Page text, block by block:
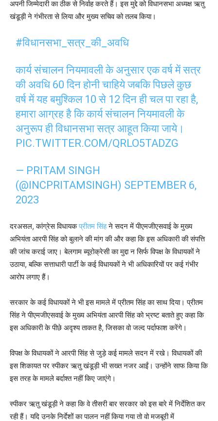
अपनी जिम्मेदारी का ठीक से निर्वाह करते हैं। इस मुद्दे को विधानसभा अध्यक्ष ऋतु
खंडूड़ी ने गंभीरता से लिया और मुख्य सचिव को तलब किया।
#विधानसभा_सत्र_की_अवधि
कार्य संचालन नियमावली के अनुसार एक वर्ष में सत्र
की अवधि 60 दिन होनी चाहिये जबकि पिछले कुछ
वर्ष में यह बमुश्किल 10 से 12 दिन ही चल पा रहा है,
हमारा आग्रह है कि कार्य संचालन नियमावली के
अनुरूप ही विधानसभा सत्र आहूत किया जाये।
PIC.TWITTER.COM/QRLO5TADZG
— PRITAM SINGH
(@INCPRITAMSINGH) SEPTEMBER 6,
2023
दरअसल, कांग्रेस विधायकप्रीतम सिंहने सदन में पीएमजीएसवाई के मुख्य
अभियंता आरपी सिंह को बुलाने की मांग की और कहा कि इस अधिकारी की संपत्ति
की जांच कराई जाए। बेलगाम ब्यूरोक्रेसी का मुद्दा न सिर्फ विपक्ष के विधायकों ने
उठाया, बल्कि सत्ताधारी पार्टी के कई विधायकों ने भी अधिकारियों पर कई गंभीर
आरोप लगाए हैं।
सरकार के कई विधायकों ने भी इस मामले में प्रीतम सिंह का साथ दिया। प्रीतम
सिंह ने पीएमजीएसवाई के मुख्य अभियंता आरपी सिंह को भ्रष्ट बताते हुए कहा कि
इस अधिकारी के पीछे अदृश्य ताकत है, जिसका वो जल्द पर्दाफाश करेंगे।
विपक्ष के विधायकों ने आरपी सिंह से जुड़े कई मामले सदन में रखे। विधायकों की
इस शिकायत पर स्पीकर ऋतु खंडूड़ी भी सख्त नजर आईं। उन्होंने साफ किया कि
इस तरह के मामले बर्दाश्त नहीं किए जाएंगे।
स्पीकर ऋतु खंडूड़ी ने कहा कि वे तीसरी बार सरकार को इस बारे में निर्देशित कर
रही हैं। यदि उनके निर्देशों का पालन नहीं किया गया तो वो मजबूरी में